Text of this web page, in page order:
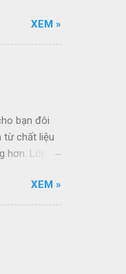
XEM »
bạn đôi
từ chất liệu
Lớp
và
Công
XEM »